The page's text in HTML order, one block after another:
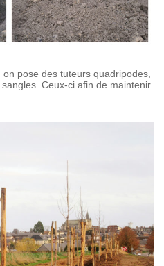
pose des tuteurs quadripodes,
Ceux-ci afin de maintenir